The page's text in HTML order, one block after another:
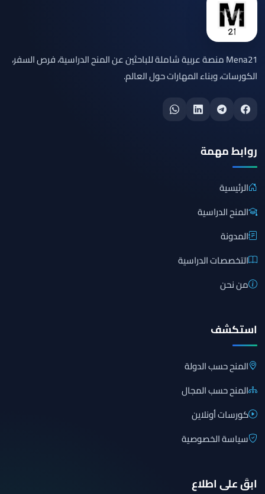
Mena21 منصة عربية شاملة للباحثين عن المنح الدراسية، فرص السفر،
الكورسات، وبناء المهارات حول العالم.
روابط مهمة
الرئيسية
المنح الدراسية
المدونة
التخصصات الدراسية
من نحن
استكشف
المنح حسب الدولة
المنح حسب المجال
كورسات أونلاين
سياسة الخصوصية
ابقَ على اطلاع